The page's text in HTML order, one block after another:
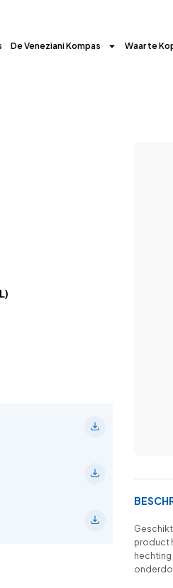
De Veneziani Kompas Waar te
product